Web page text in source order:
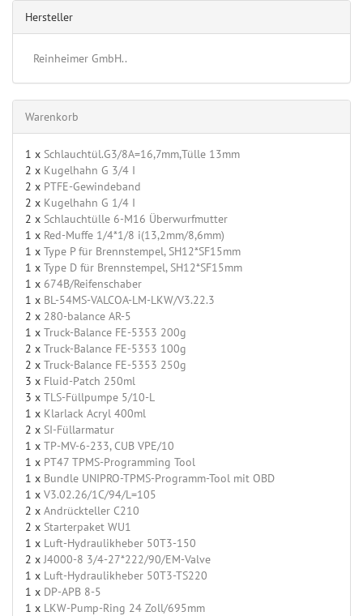
Hersteller
Reinheimer GmbH..
Warenkorb
1 x Schlauchtül.G3/8A=16,7mm,Tülle 13mm
2 x Kugelhahn G 3/4 I
2 x PTFE-Gewindeband
2 x Kugelhahn G 1/4 I
2 x Schlauchtülle 6-M16 Überwurfmutter
1 x Red-Muffe 1/4*1/8 i(13,2mm/8,6mm)
1 x Type P für Brennstempel, SH12*SF15mm
1 x Type D für Brennstempel, SH12*SF15mm
1 x 674B/Reifenschaber
1 x BL-54MS-VALCOA-LM-LKW/V3.22.3
2 x 280-balance AR-5
1 x Truck-Balance FE-5353 200g
2 x Truck-Balance FE-5353 100g
2 x Truck-Balance FE-5353 250g
3 x Fluid-Patch 250ml
3 x TLS-Füllpumpe 5/10-L
1 x Klarlack Acryl 400ml
2 x SI-Füllarmatur
1 x TP-MV-6-233, CUB VPE/10
1 x PT47 TPMS-Programming Tool
1 x Bundle UNIPRO-TPMS-Programm-Tool mit OBD
1 x V3.02.26/1C/94/L=105
2 x Andrückteller C210
2 x Starterpaket WU1
1 x Luft-Hydraulikheber 50T3-150
2 xJ4000-8 3/4-27*222/90/EM-Valve
1 x Luft-Hydraulikheber 50T3-TS220
1 x DP-APB 8-5
1 x LKW-Pump-Ring 24 Zoll/695mm